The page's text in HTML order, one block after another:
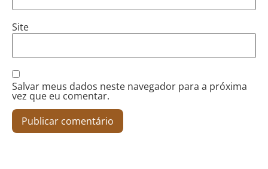
Site
Salvar meus dados neste navegador para a próxima
vez que eu comentar.